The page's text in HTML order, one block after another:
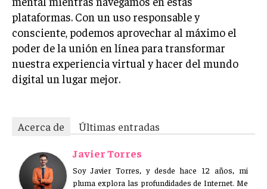
plataformas. Con un uso responsable y
consciente, podemos aprovechar al máximo el
poder de la unión en línea para transformar
nuestra experiencia virtual y hacer del mundo
digital un lugar mejor.
Acerca de
Últimas entradas
Javier Torres
Soy Javier Torres, y desde hace 12 años, mi
pluma explora las profundidades de Internet. Me